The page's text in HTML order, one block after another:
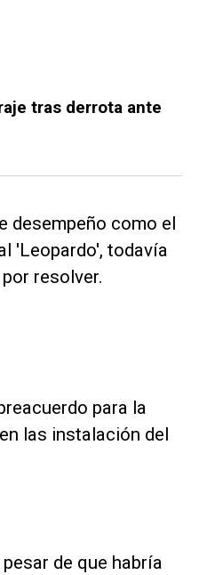
tras derrota ante
desempeño como el
'Leopardo', todavía
resolver.
para la
las instalación del
de que habría